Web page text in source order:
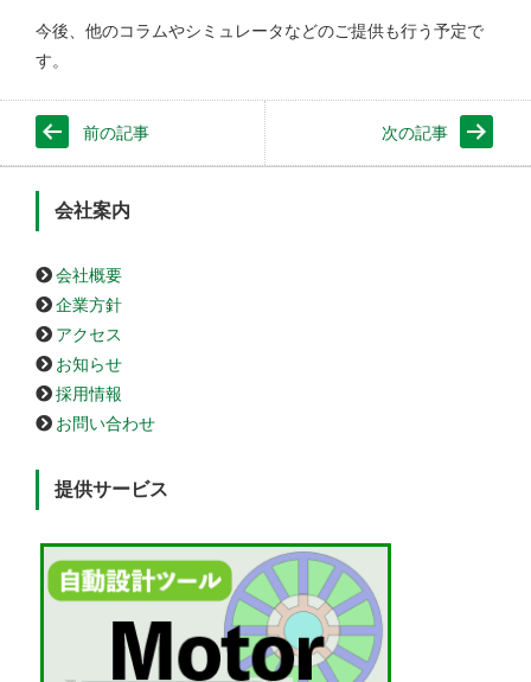
今後、他のコラムやシミュレータなどのご提供も行う予定で
す。
前の記事 次の記事
会社案内
会社概要
企業方針
アクセス
お知らせ
採用情報
お問い合わせ
提供サービス